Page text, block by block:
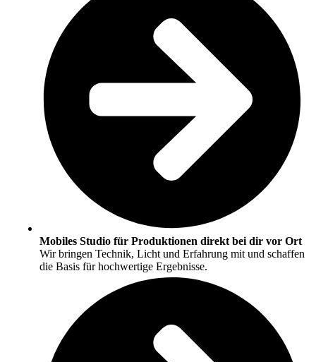
Mobiles Studio für Produktionen direkt bei dir vor Ort
Wir bringen Technik, Licht und Erfahrung mit und schaffen
die Basis für hochwertige Ergebnisse.